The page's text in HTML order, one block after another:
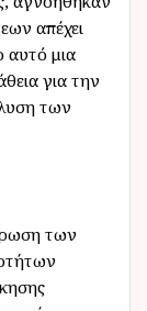
απέχει
αυτό μια
για την
των
των